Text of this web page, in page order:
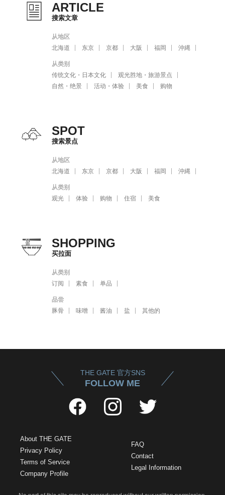
ARTICLE
搜索文章
从地区
北海道
东京 京都 大阪 福岡 沖縄
从类别
传统文化・日本文化
观光胜地・旅游景点
自然・绝景
活动・体验 美食 购物
SPOT
搜索景点
从地区
北海道
东京 京都 大阪 福岡 沖縄
从类别
观光
体验 购物 住宿 美食
SHOPPING
买拉面
从类别
订阅
素食 单品
品尝
豚骨
味噌 酱油 盐 其他的
THE GATE 官方SNS
FOLLOW ME
About THE GATE
Privacy Policy
Terms of Service
Company Profile
FAQ
Contact
Legal Information